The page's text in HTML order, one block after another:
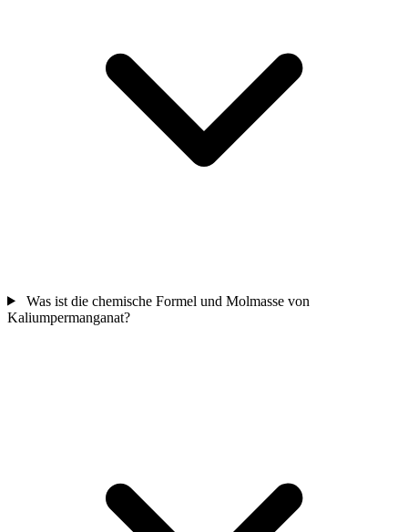
Was ist die chemische Formel und Molmasse von
Kaliumpermanganat?